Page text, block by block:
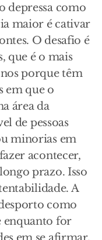
depressa como
maior é cativar
O desafio é
que é o mais
porque têm
em que o
área da
de pessoas
minorias em
acontecer,
prazo. Isso
A
como
enquanto for